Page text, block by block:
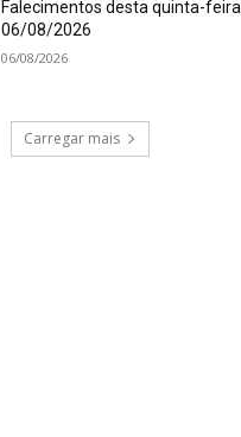
Falecimentos desta quinta-feira
06/08/2026
06/08/2026
Carregar mais